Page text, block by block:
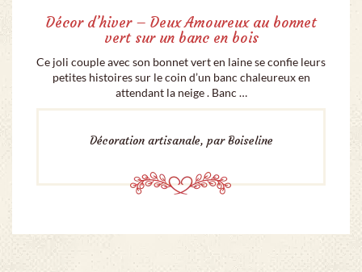
Décor d’hiver – Deux Amoureux au bonnet
vert sur un banc en bois
Ce joli couple avec son bonnet vert en laine se confie leurs
petites histoires sur le coin d’un banc chaleureux en
attendant la neige . Banc …
Décoration artisanale, par Boiseline